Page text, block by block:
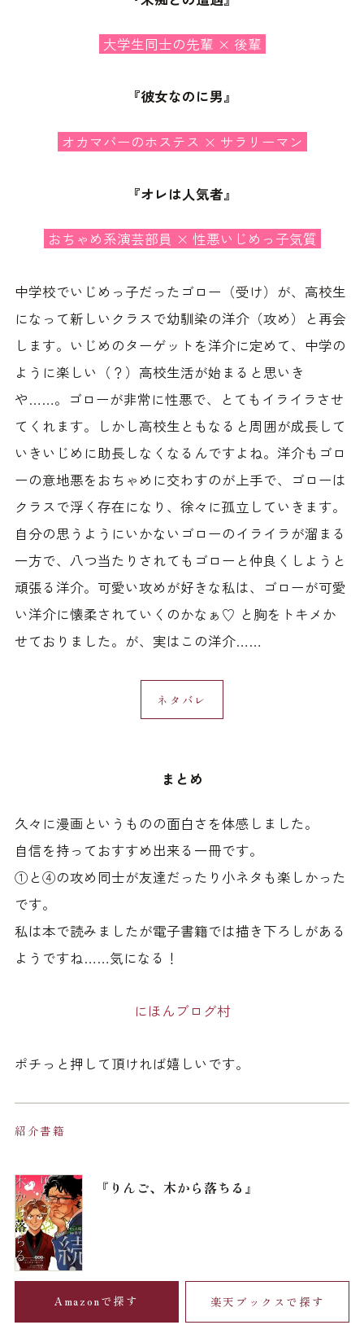
大学生同士の先輩 × 後輩
『彼女なのに男』
オカマバーのホステス × サラリーマン
『オレは人気者』
おちゃめ系演芸部員 × 性悪いじめっ子気質
中学校でいじめっ子だったゴロー（受け）が、高校生
になって新しいクラスで幼馴染の洋介（攻め）と再会
します。いじめのターゲットを洋介に定めて、中学の
ように楽しい（？）高校生活が始まると思いき
や……。ゴローが非常に性悪で、とてもイライラさせ
てくれます。しかし高校生ともなると周囲が成長して
いきいじめに助長しなくなるんですよね。洋介もゴロ
ーの意地悪をおちゃめに交わすのが上手で、ゴローは
クラスで浮く存在になり、徐々に孤立していきます。
自分の思うようにいかないゴローのイライラが溜まる
一方で、八つ当たりされてもゴローと仲良くしようと
頑張る洋介。可愛い攻めが好きな私は、ゴローが可愛
い洋介に懐柔されていくのかなぁ♡ と胸をトキメか
せておりました。が、実はこの洋介……
ネタバレ
まとめ
久々に漫画というものの面白さを体感しました。
自信を持っておすすめ出来る一冊です。
①と④の攻め同士が友達だったり小ネタも楽しかった
です。
私は本で読みましたが電子書籍では描き下ろしがある
ようですね……気になる！
にほんブログ村
ポチっと押して頂ければ嬉しいです。
紹介書籍
『りんご、木から落ちる』
Amazonで探す 楽天ブックスで探す